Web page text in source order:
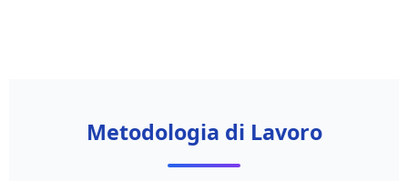
Metodologia di Lavoro